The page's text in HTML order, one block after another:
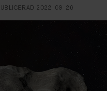
PÅ F&F
2022-09-26